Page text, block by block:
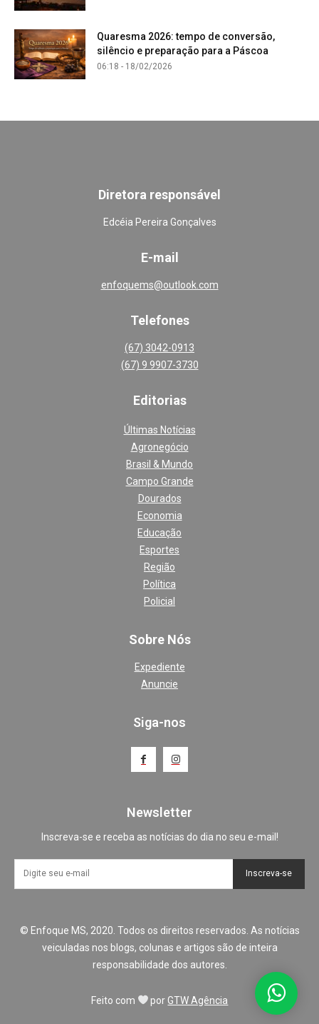
Quaresma 2026: tempo de conversão,
silêncio e preparação para a Páscoa
06:18 - 18/02/2026
Diretora responsável
Edcéia Pereira Gonçalves
E-mail
enfoquems@outlook.com
Telefones
(67) 3042-0913
(67) 9 9907-3730
Editorias
Últimas Notícias
Agronegócio
Brasil & Mundo
Campo Grande
Dourados
Economia
Educação
Esportes
Região
Política
Policial
Sobre Nós
Expediente
Anuncie
Siga-nos
Newsletter
Inscreva-se e receba as notícias do dia no seu e-mail!
Inscreva-se
© Enfoque MS, 2020. Todos os direitos reservados. As notícias
veiculadas nos blogs, colunas e artigos são de inteira
responsabilidade dos autores.
Feito com porGTW Agência